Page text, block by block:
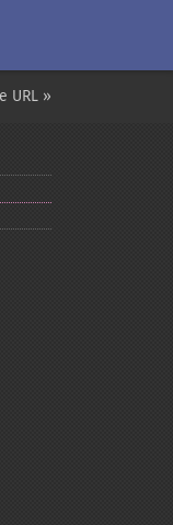
URL »